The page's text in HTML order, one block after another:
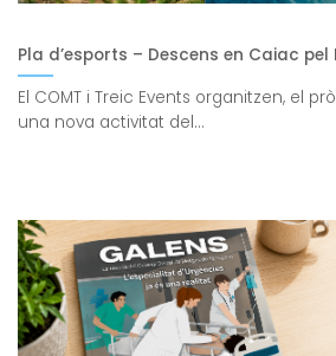
Pla d’esports – Descens en Caiac pel
El COMT i Treic Events organitzen, el
una nova activitat del...